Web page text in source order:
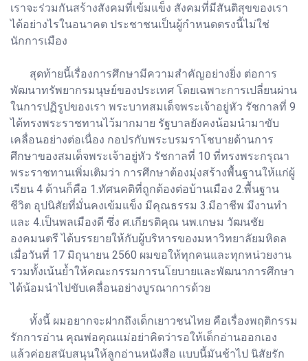
เราจะร่วมกันสร้างสังคมที่เข้มแข็ง สังคมที่มีสันติสุขของเรา
ได้อย่างไรในอนาคต ประชาชนเป็นผู้กำหนดตรงนี้ไม่ใช่
นักการเมือง
สุดท้ายนี้เรื่องการศึกษามีความสำคัญอย่างยิ่ง ต่อการ
พัฒนาทรัพยากรมนุษย์ของประเทศ โดยเฉพาะการเปลี่ยนผ่าน
ในการปฏิรูปของเรา พระบาทสมเด็จพระเจ้าอยู่หัว รัชกาลที่ 9
ได้ทรงพระราชทานไว้มากมาย รัฐบาลยังคงน้อมนำมาขับ
เคลื่อนอย่างต่อเนื่อง กอปรกับพระบรมราโชบายด้านการ
ศึกษาของสมเด็จพระเจ้าอยู่หัว รัชกาลที่ 10 ที่ทรงพระกรุณา
พระราชทานเพิ่มเติมว่า การศึกษาต้องมุ่งสร้างพื้นฐานให้แก่ผู้
เรียน 4 ด้านก็คือ 1.ทัศนคติที่ถูกต้องต่อบ้านเมือง 2.พื้นฐาน
ชีวิต อุปนิสัยที่มั่นคงเข้มแข็ง มีคุณธรรม 3.มีอาชีพ มีงานทำ
และ 4.เป็นพลเมืองดี ซึ่ง ศ.เกียรติคุณ นพ.เกษม วัฒนชัย
องคมนตรี ได้บรรยายให้กับผู้บริหารของมหาวิทยาลัยมหิดล
เมื่อวันที่ 17 มิถุนายน 2560 ผมขอให้ทุกคนและทุกหน่วยงาน
รวมทั้งเน้นย้ำให้คณะกรรมการนโยบายและพัฒนาการศึกษา
ได้น้อมนำไปขับเคลื่อนอย่างบูรณาการด้วย
ทั้งนี้ ผมอยากจะฝากถึงเด็กเยาวชนไทย คือเรื่องพฤติกรรม
รักการอ่าน คุณพ่อคุณแม่อย่าคิดว่ารอให้เด็กอ่านออกเอง
แล้วค่อยสนับสนุนให้ลูกอ่านหนังสือ แบบนี้มันช้าไป นิสัยรัก